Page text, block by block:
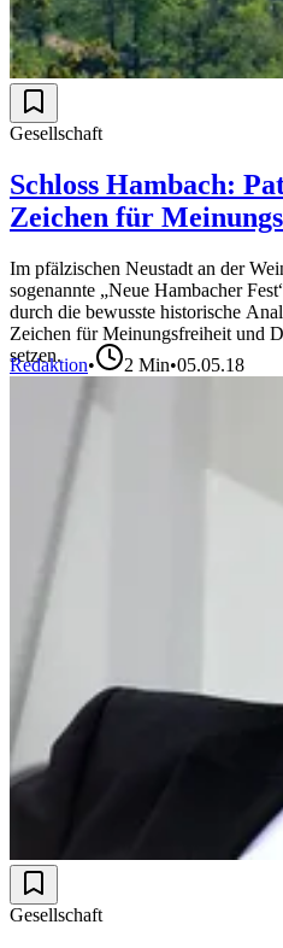
Gesellschaft
Schloss Hambach:
Zeichen für
Im pfälzischen Neustadt an der
sogenannte „Neue Hambacher
durch die bewusste historische
Zeichen für Meinungsfreiheit und
setzen.
Redaktion• 2 Min•05.05.18
Gesellschaft